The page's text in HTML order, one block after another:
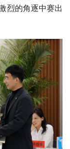
烈的角逐中赛出